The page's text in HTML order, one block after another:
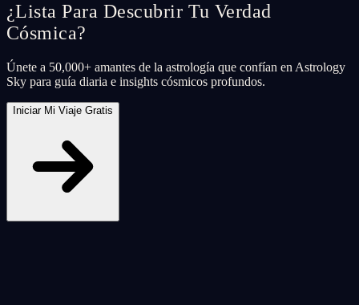
¿Lista Para Descubrir Tu Verdad
Cósmica?
Únete a 50,000+ amantes de la astrología que confían en Astrology
Sky para guía diaria e insights cósmicos profundos.
Iniciar Mi Viaje Gratis